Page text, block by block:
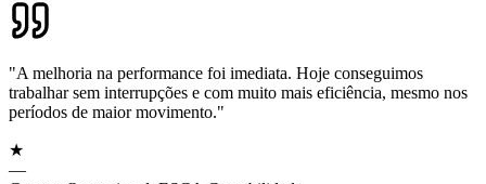
"A melhoria na performance foi imediata. Hoje conseguimos
trabalhar sem interrupções e com muito mais eficiência, mesmo nos
períodos de maior movimento."
★
—